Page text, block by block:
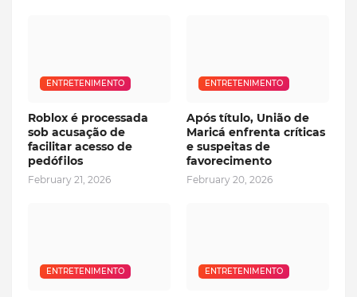
ENTRETENIMENTO
Roblox é processada
sob acusação de
facilitar acesso de
pedófilos
February 21, 2026
ENTRETENIMENTO
Após título, União de
Maricá enfrenta críticas
e suspeitas de
favorecimento
February 20, 2026
ENTRETENIMENTO ENTRETENIMENTO